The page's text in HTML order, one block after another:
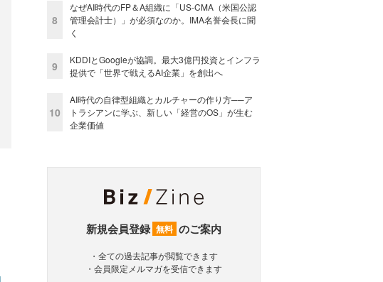
8
なぜAI時代のFP＆A組織に「US-CMA（米国公認
管理会計士）」が必須なのか。IMA名誉会長に聞
く
9
KDDIとGoogleが協調。最大3億円投資とインフラ
提供で「世界で戦えるAI企業」を創出へ
10
AI時代の自律型組織とカルチャーの作り方──ア
トラシアンに学ぶ、新しい「経営のOS」が生む
企業価値
新規会員登録 無料 のご案内
・全ての過去記事が閲覧できます
・会員限定メルマガを受信できます